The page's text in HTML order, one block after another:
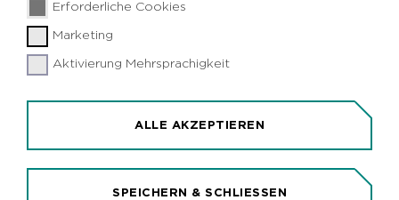
Erforderliche Cookies
Marketing
Aktivierung Mehrsprachigkeit
ALLE AKZEPTIEREN
SPEICHERN & SCHLIESSEN
Förderpreise des Landes für zwei junge
Theaterkünstler in der Metropole Ruhr
Duisburg/Dortmund (idr). Die Förderpreise des
Landes in der Kategorie "Theater" gehen an zwei
junge Künstler im Ruhrgebiet. Die Duisburger